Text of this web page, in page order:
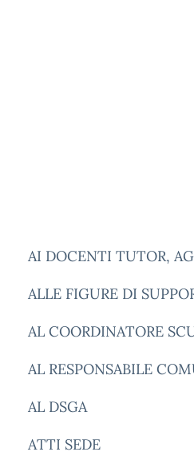
AI DOCENTI TUTOR,
ALLE FIGURE DI
AL COORDINATORE
AL RESPONSABILE
AL DSGA
ATTI SEDE